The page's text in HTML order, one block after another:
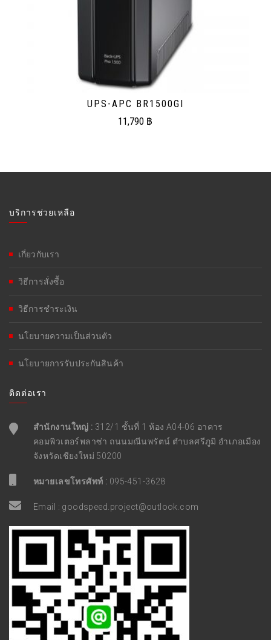
UPS-APC BR1500GI
11,790 ฿
บริการช่วยเหลือ
เกี่ยวกับเรา
วิธีการสั่งซื้อ
วิธีการชำระเงิน
นโยบายความเป็นส่วนตัว
นโยบายการรับประกันสินค้า
ติดต่อเรา
สำนักงานใหญ่ : 312/1 ชั้นที่ 1 ห้อง A04-06 อาคาร
คอมพิวเตอร์พลาซ่า ถนนมณีนพรัตน์ ตำบลศรีภูมิ อำเภอเมือง
จังหวัดเชียงใหม่ 50200
หมายเลขโทรศัพท์ : 095-451-3628
Email : goodspeed.project@outlook.com